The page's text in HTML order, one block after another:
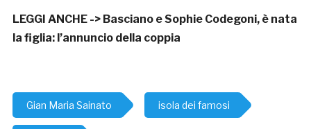
LEGGI ANCHE -> Basciano e Sophie Codegoni, è nata
la figlia: l’annuncio della coppia
Gian Maria Sainato isola dei famosi